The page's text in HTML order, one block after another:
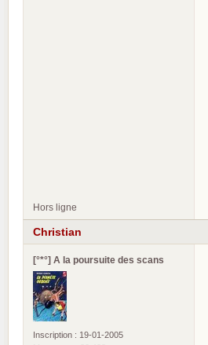
Hors ligne
Christian
[°*°] A la poursuite des scans
Inscription : 19-01-2005